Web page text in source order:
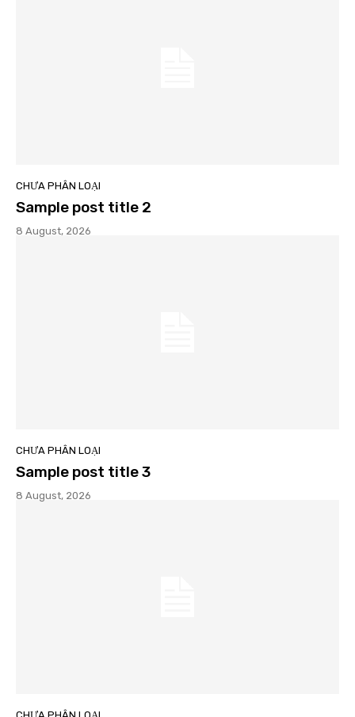
CHƯA PHÂN LOẠI
Sample post title 2
8 August, 2026
CHƯA PHÂN LOẠI
Sample post title 3
8 August, 2026